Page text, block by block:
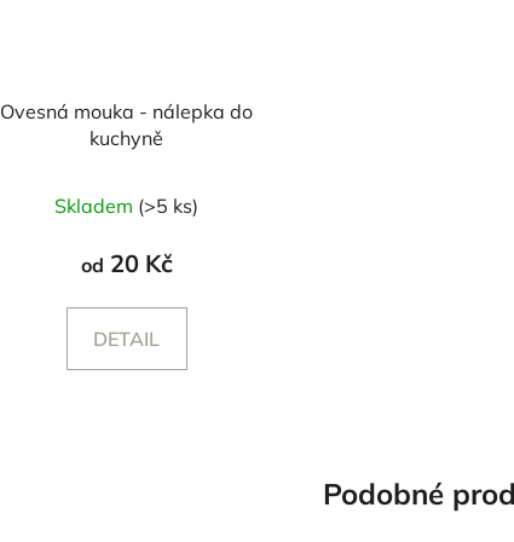
Ovesná mouka - nálepka do
kuchyně
Skladem (>5 ks)
od 20 Kč
DETAIL
Podobné